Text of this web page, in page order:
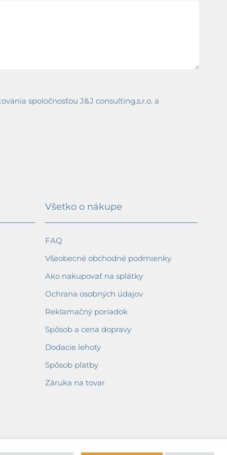
spoločnosťou J&J consulting,s.r.o. a
Všetko o nákupe
FAQ
Všeobecné obchodné podmienky
Ako nakupovať na splátky
Ochrana osobných údajov
Reklamačný poriadok
Spôsob a cena dopravy
Dodacie lehoty
Spôsob platby
Záruka na tovar